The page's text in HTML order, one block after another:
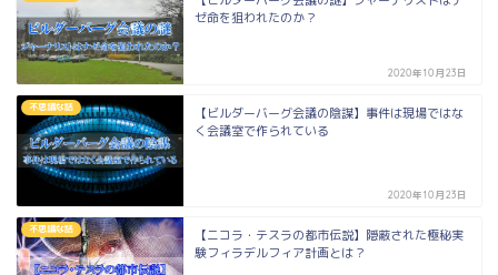
ゼ命を狙われたのか？
2020年10月23日
不思議な話
【ビルダーバーグ会議の陰謀】事件は現場ではな
く会議室で作られている
2020年10月23日
不思議な話
【ニコラ・テスラの都市伝説】隠蔽された極秘実
験フィラデルフィア計画とは？